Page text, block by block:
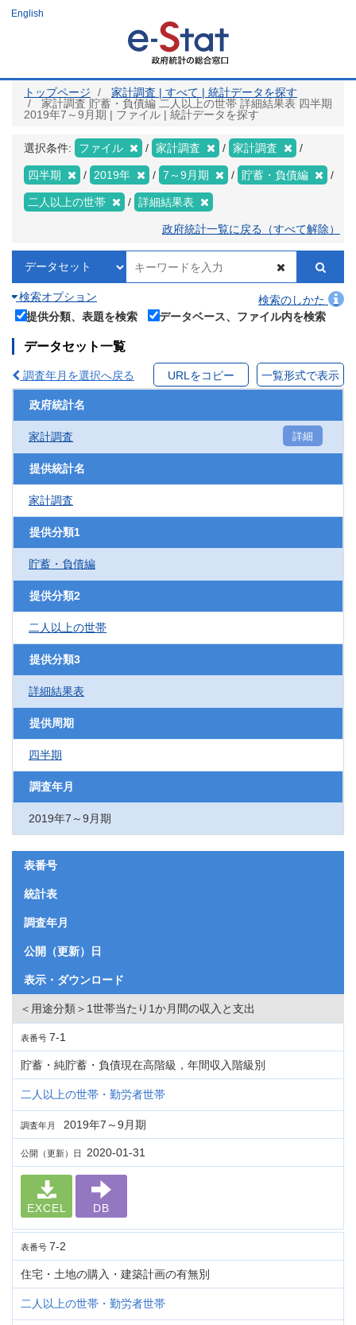
ツ
English
トップページ
家計調査 | すべて | 統計データを探す
家計調査 貯蓄・負債編 二人以上の世帯 詳細結果表 四半期
2019年7～9月期 | ファイル | 統計データを探す
選択条件: ファイル 家計調査 家計調査
四半期 2019年 7～9月期 貯蓄・負債編
二人以上の世帯 詳細結果表
政府統計一覧に戻る（すべて解除）
検索オプション
検索のしかた
提供分類、表題を検索
データベース、ファイル内を検索
データセット一覧
調査年月を選択へ戻る URLをコピー 一覧形式で表示
政府統計名
家計調査 詳細
提供統計名
家計調査
提供分類1
貯蓄・負債編
提供分類2
二人以上の世帯
提供分類3
詳細結果表
提供周期
四半期
調査年月
2019年7～9月期
表番号
統計表
調査年月
公開（更新）日
表示・ダウンロード
＜用途分類＞1世帯当たり1か月間の収入と支出
表番号 7-1
貯蓄・純貯蓄・負債現在高階級，年間収入階級別
二人以上の世帯・勤労者世帯
調査年月 2019年7～9月期
公開（更新）日 2020-01-31
EXCEL DB
表番号 7-2
住宅・土地の購入・建築計画の有無別
二人以上の世帯・勤労者世帯